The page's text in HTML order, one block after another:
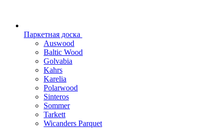
Паркетная доска
Auswood
Baltic Wood
Golvabia
Kahrs
Karelia
Polarwood
Sinteros
Sommer
Tarkett
Wicanders Parquet